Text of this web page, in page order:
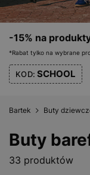
-15% na
*Rabat tylko na wybrane
KOD: SCHOOL
Bartek Buty
33 produktów